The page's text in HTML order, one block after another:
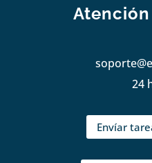
24
Envíar